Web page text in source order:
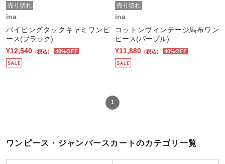
売り切れ
ina
パイピングタックキャミワンピ
ース(ブラック)
¥12,540 （税込） 40%OFF
売り切れ
ina
コットンヴィンテージ馬布ワン
ピース(パープル)
¥11,880 （税込） 40%OFF
1
ワンピース・ジャンパースカートのカテゴリ一覧